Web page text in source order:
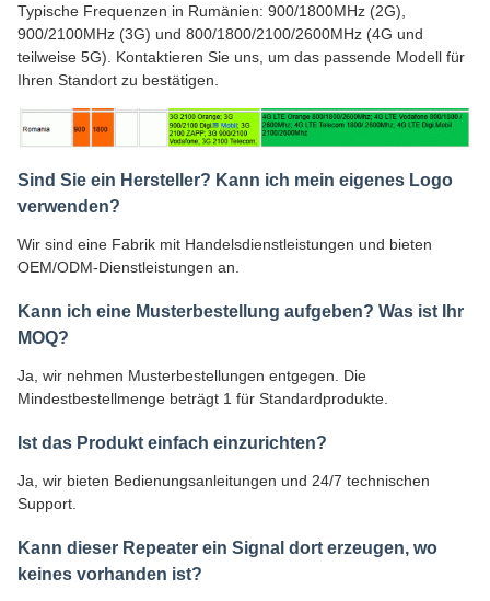
Typische Frequenzen in Rumänien: 900/1800MHz (2G),
900/2100MHz (3G) und 800/1800/2100/2600MHz (4G und
teilweise 5G). Kontaktieren Sie uns, um das passende Modell für
Ihren Standort zu bestätigen.
Sind Sie ein Hersteller? Kann ich mein eigenes Logo
verwenden?
Wir sind eine Fabrik mit Handelsdienstleistungen und bieten
OEM/ODM-Dienstleistungen an.
Kann ich eine Musterbestellung aufgeben? Was ist Ihr
MOQ?
Ja, wir nehmen Musterbestellungen entgegen. Die
Mindestbestellmenge beträgt 1 für Standardprodukte.
Ist das Produkt einfach einzurichten?
Ja, wir bieten Bedienungsanleitungen und 24/7 technischen
Support.
Kann dieser Repeater ein Signal dort erzeugen, wo
keines vorhanden ist?